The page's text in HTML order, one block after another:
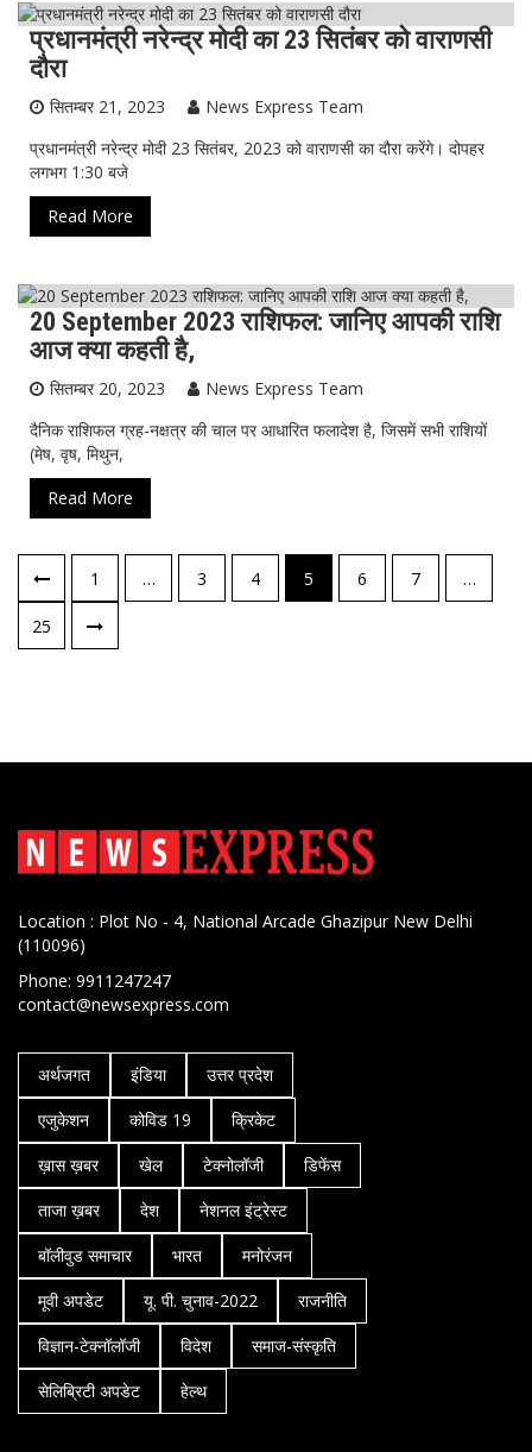
ख़ास ख़बर
प्रधानमंत्री नरेन्द्र मोदी का 23 सितंबर को वाराणसी
दौरा
सितम्बर 21, 2023
News Express Team
प्रधानमंत्री नरेन्द्र मोदी 23 सितंबर, 2023 को वाराणसी का दौरा करेंगे। दोपहर
लगभग 1:30 बजे
Read More
ताजा ख़बर
20 September 2023 राशिफल: जानिए आपकी राशि
आज क्या कहती है,
सितम्बर 20, 2023
News Express Team
दैनिक राशिफल ग्रह-नक्षत्र की चाल पर आधारित फलादेश है, जिसमें सभी राशियों
(मेष, वृष, मिथुन,
Read More
पोस्ट्स
नेविगेशन
1 … 3 4 5 6 7 …
25
Location : Plot No - 4, National Arcade Ghazipur New Delhi
(110096)
Phone: 9911247247
contact@newsexpress.com
अर्थजगत इंडिया
उत्तर प्रदेश
एजुकेशन
कोविड 19
क्रिकेट
ख़ास ख़बर
खेल टेक्नोलॉजी
डिफेंस
ताजा ख़बर
देश
नेशनल इंट्रेस्ट
बॉलीवुड समाचार
भारत
मनोरंजन
मूवी अपडेट
यू. पी. चुनाव-2022
राजनीति
विज्ञान-टेक्नॉलॉजी
विदेश
समाज-संस्कृति
सेलिब्रिटी अपडेट
हेल्थ